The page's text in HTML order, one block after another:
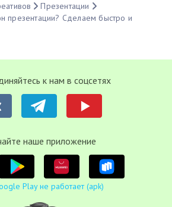
Презентации
презентации? Сделаем быстро и
к нам в соцсетях
наше приложение
Play не работает (apk)